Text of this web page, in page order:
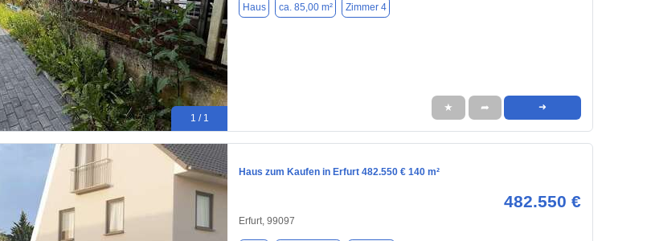
1 / 1
Haus ca. 85,00 m² Zimmer 4
★ ➦ ➜
Haus zum Kaufen in Erfurt 482.550 € 140 m²
482.550 €
Erfurt, 99097